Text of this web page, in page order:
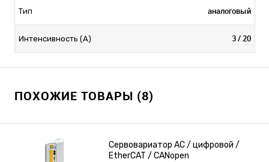
Тип аналоговый
Интенсивность (A) 3 / 20
ПОХОЖИЕ ТОВАРЫ (8)
Сервовариатор AC / цифровой /
EtherCAT / CANopen